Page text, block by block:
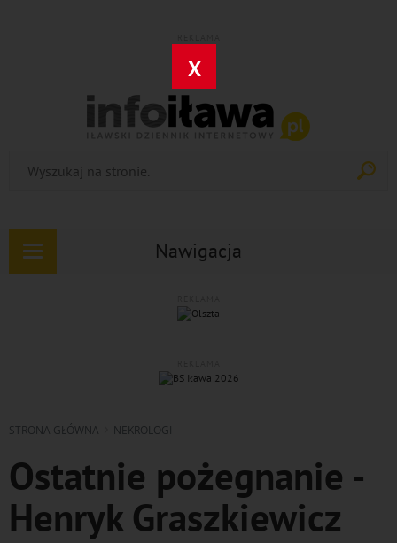
X
Nawigacja
Rozwiń
STRONA GŁÓWNA NEKROLOGI
Ostatnie pożegnanie -
Henryk Graszkiewicz